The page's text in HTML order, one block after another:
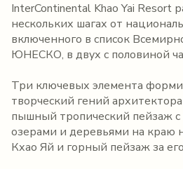
InterContinental Khao Yai Resort
нескольких шагах от
включенного в список
ЮНЕСКО, в двух с половиной
Три ключевых элемента
творческий гений
пышный тропический пейзаж
озерами и деревьями на краю
Кхао Яй и горный пейзаж за